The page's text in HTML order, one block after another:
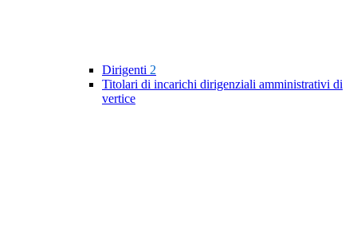
Dirigenti 2
Titolari di incarichi dirigenziali amministrativi di
vertice